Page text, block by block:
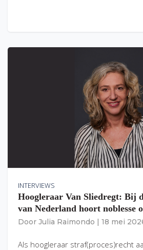
INTERVIEWS
Hoogleraar Van Sliedregt: Bij
van Nederland hoort noblesse
Door Julia Raimondo 18 mei
Als hoogleraar straf(proces)recht